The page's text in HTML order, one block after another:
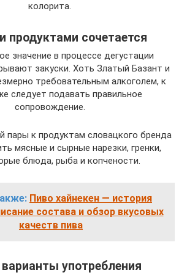
колорита.
продуктами сочетается
значение в процессе дегустации
закуски. Хоть Златый Базант и
требовательным алкоголем, к
следует подавать правильное
сопровождение.
пары к продуктам словацкого бренда
мясные и сырные нарезки, гренки,
блюда, рыба и копчености.
Пиво хайнекен — история
состава и обзор вкусовых
качеств пива
употребления